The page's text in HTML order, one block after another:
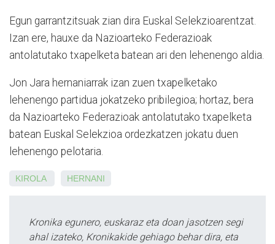
Egun garrantzitsuak zian dira Euskal Selekzioarentzat.
Izan ere, hauxe da Nazioarteko Federazioak
antolatutako txapelketa batean ari den lehenengo aldia.
Jon Jara hernaniarrak izan zuen txapelketako
lehenengo partidua jokatzeko pribilegioa; hortaz, bera
da Nazioarteko Federazioak antolatutako txapelketa
batean Euskal Selekzioa ordezkatzen jokatu duen
lehenengo pelotaria.
KIROLA HERNANI
Kronika egunero, euskaraz eta doan jasotzen segi
ahal izateko, Kronikakide gehiago behar dira, eta